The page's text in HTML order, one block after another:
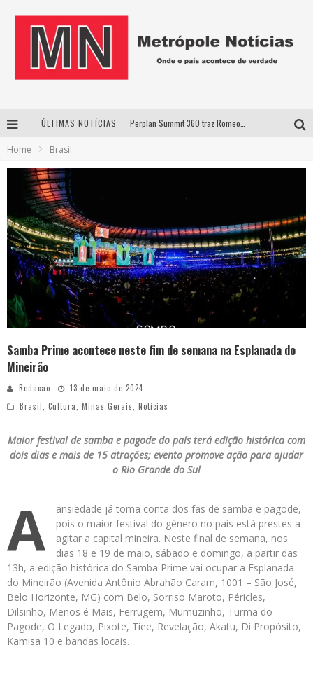
ÚLTIMAS NOTÍCIAS
Home Brasil
Samba Prime acontece neste fim de semana na Esplanada do
Mineirão
Redacao
13 de maio de 2024
Brasil, Cultura, Minas Gerais, Notícias
Maior festival de samba e pagode do país terá edição histórica com
dois dias e mais de 15 atrações; evento promove ação para ajudar
o Rio Grande do Sul
A
ansiedade já toma conta dos fãs de samba e pagode,
pois o maior festival do gênero no país está prestes a
agitar a capital mineira. Neste final de semana, nos
dias 18 e 19 de maio, sábado e domingo, a partir das
13h, a edição histórica do Samba Prime vai ocupar a Esplanada
do Mineirão (Avenida Antônio Abrahão Caram, 1001 – São José,
Belo Horizonte, MG) com Belo, Sorriso Maroto, Péricles,
Dilsinho, Menos é Mais, Ferrugem, Mumuzinho, Turma do
Pagode, O Legado, Pixote, Tiee, Revelação, Akatu, Di Propósito,
Kamisa 10 e bandas locais.